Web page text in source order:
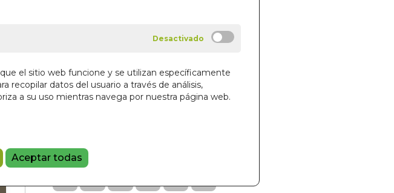
el sitio web funcione y se utilizan específicamente
recopilar datos del usuario a través de análisis,
a su uso mientras navega por nuestra página web.
Aceptar todas
25,00 €
Añadir a la cesta
Referencia: